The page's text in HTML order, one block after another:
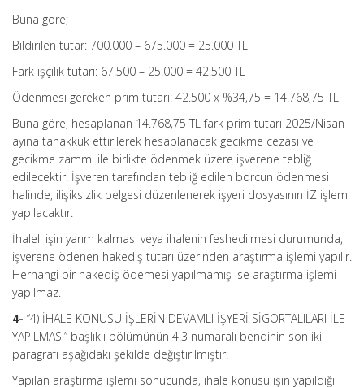
Buna göre;
Bildirilen tutar: 700.000 – 675.000 = 25.000 TL
Fark işçilik tutarı: 67.500 – 25.000 = 42.500 TL
Ödenmesi gereken prim tutarı: 42.500 x %34,75 = 14.768,75 TL
Buna göre, hesaplanan 14.768,75 TL fark prim tutarı 2025/Nisan
ayına tahakkuk ettirilerek hesaplanacak gecikme cezası ve
gecikme zammı ile birlikte ödenmek üzere işverene tebliğ
edilecektir. İşveren tarafından tebliğ edilen borcun ödenmesi
halinde, ilişiksizlik belgesi düzenlenerek işyeri dosyasının İZ işlemi
yapılacaktır.
İhaleli işin yarım kalması veya ihalenin feshedilmesi durumunda,
işverene ödenen hakediş tutarı üzerinden araştırma işlemi yapılır.
Herhangi bir hakediş ödemesi yapılmamış ise araştırma işlemi
yapılmaz.
4- “4) İHALE KONUSU İŞLERİN DEVAMLI İŞYERİ SİGORTALILARI İLE
YAPILMASI” başlıklı bölümünün 4.3 numaralı bendinin son iki
paragrafı aşağıdaki şekilde değiştirilmiştir.
Yapılan araştırma işlemi sonucunda, ihale konusu işin yapıldığı